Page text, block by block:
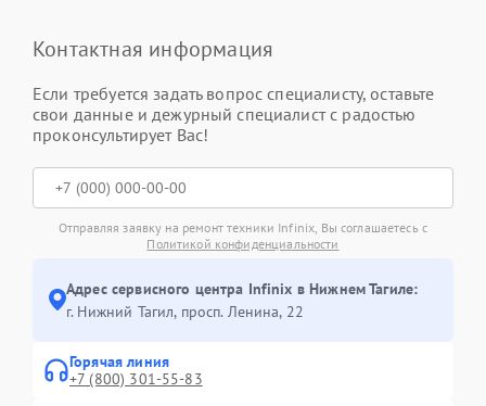
Контактная информация
Если требуется задать вопрос специалисту, оставьте
свои данные и дежурный специалист с радостью
проконсультирует Вас!
Отправляя заявку на ремонт техники Infinix, Вы соглашаетесь с
Политикой конфиденциальности
Адрес сервисного центра Infinix в Нижнем Тагиле:
г. Нижний Тагил, просп. Ленина, 22
Горячая линия
+7 (800) 301-55-83